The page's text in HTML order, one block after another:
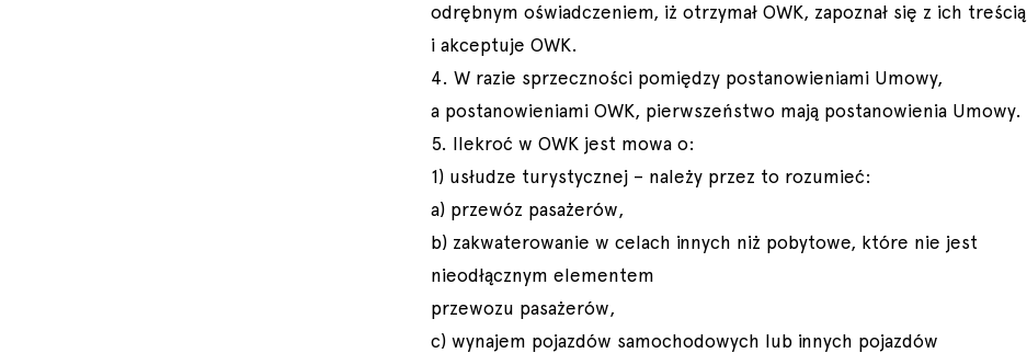
odrębnym oświadczeniem, iż otrzymał OWK, zapoznał się z ich treścią
i akceptuje OWK.
4. W razie sprzeczności pomiędzy postanowieniami Umowy,
a postanowieniami OWK, pierwszeństwo mają postanowienia Umowy.
5. Ilekroć w OWK jest mowa o:
1) usłudze turystycznej – należy przez to rozumieć:
a) przewóz pasażerów,
b) zakwaterowanie w celach innych niż pobytowe, które nie jest
nieodłącznym elementem
przewozu pasażerów,
c) wynajem pojazdów samochodowych lub innych pojazdów